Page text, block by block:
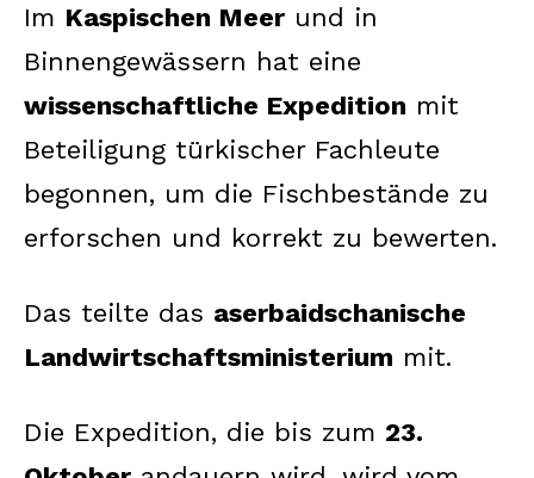
Im Kaspischen Meer und in
Binnengewässern hat eine
wissenschaftliche Expedition mit
Beteiligung türkischer Fachleute
begonnen, um die Fischbestände zu
erforschen und korrekt zu bewerten.
Das teilte das aserbaidschanische
Landwirtschaftsministerium mit.
Die Expedition, die bis zum 23.